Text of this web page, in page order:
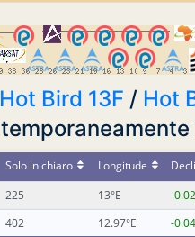
Hot Bird 13F / Hot
Solo in chiaro Longitude
225 13°E -
402 12.97°E -